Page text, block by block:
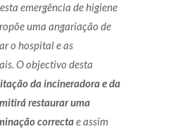
emergência de higiene
uma angariação de
o hospital e as
O objectivo desta
da incineradora e da
restaurar uma
correctae assim